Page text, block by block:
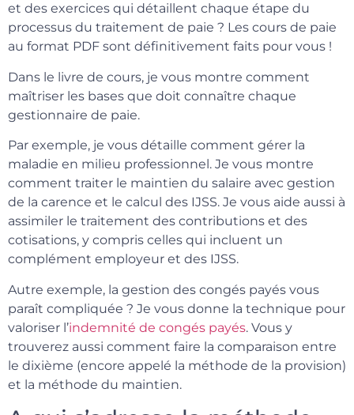
et des exercices qui détaillent chaque étape du
processus du traitement de paie ? Les cours de paie
au format PDF sont définitivement faits pour vous !
Dans le livre de cours, je vous montre comment
maîtriser les bases que doit connaître chaque
gestionnaire de paie.
Par exemple, je vous détaille comment gérer la
maladie en milieu professionnel. Je vous montre
comment traiter le maintien du salaire avec gestion
de la carence et le calcul des IJSS. Je vous aide aussi à
assimiler le traitement des contributions et des
cotisations, y compris celles qui incluent un
complément employeur et des IJSS.
Autre exemple, la gestion des congés payés vous
paraît compliquée ? Je vous donne la technique pour
valoriser l’indemnité de congés payés. Vous y
trouverez aussi comment faire la comparaison entre
le dixième (encore appelé la méthode de la provision)
et la méthode du maintien.